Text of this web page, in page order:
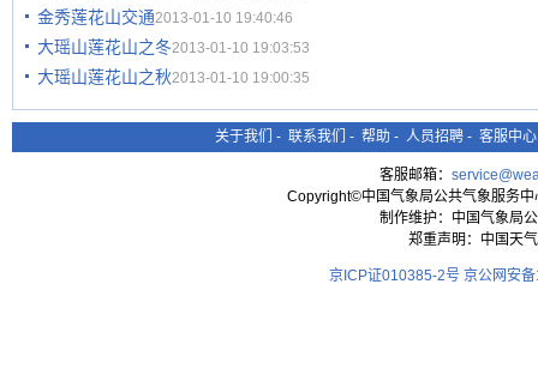
金秀莲花山交通2013-01-10 19:40:46
大瑶山莲花山之冬2013-01-10 19:03:53
大瑶山莲花山之秋2013-01-10 19:00:35
关于我们 - 联系我们 - 帮助 - 人员招聘 - 客服中心
客服邮箱：
Copyright©中国气象局公共气象服务
制作维护：中国气象局
郑重声明：中国天
京ICP证010385-2号 京公网安